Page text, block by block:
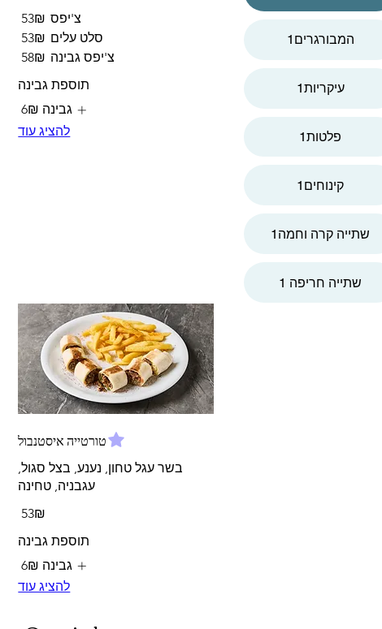
צ'יפס ‏53 ‏₪
סלט עלים ‏53 ‏₪
צ'יפס גבינה ‏58 ‏₪
תוספת גבינה
גבינה ‏6 ‏₪
להציג עוד
טורטייה איסטנבול
בשר עגל טחון, נענע, בצל סגול,
עגבניה, טחינה
‏53 ‏₪
תוספת גבינה
גבינה ‏6 ‏₪
להציג עוד
המבורגרים1
עיקריות1
1פלטות
קינוחים1
שתייה קרה וחמה1
שתייה חריפה 1